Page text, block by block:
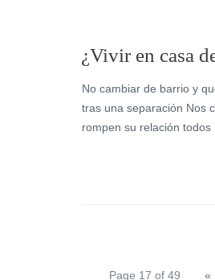
¿Vivir en casa
No cambiar de barrio y
tras una separación Nos
rompen su relación
Page 17 of 49 «